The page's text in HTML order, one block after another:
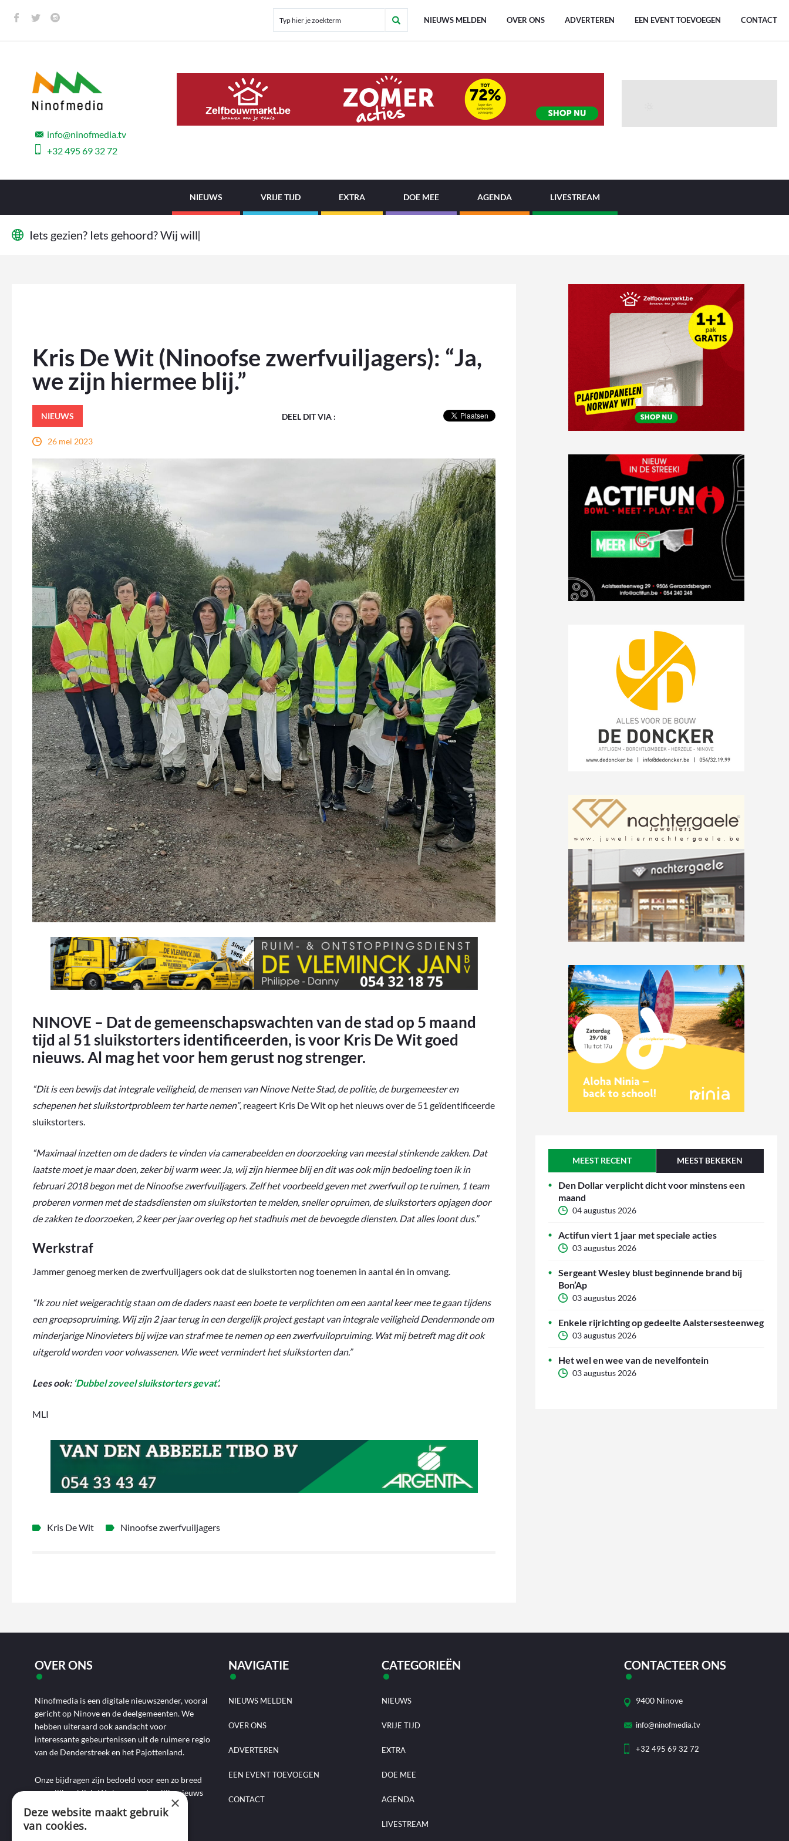
NIEUWS MELDEN OVER ONS ADVERTEREN EEN EVENT TOEVOEGEN CONTACT
info@ninofmedia.tv
+32 495 69 32 72
NIEUWS VRIJE TIJD EXTRA DOE MEE AGENDA LIVESTREAM
Iets gezien? Iets gehoord?Wij wille
Kris De Wit (Ninoofse zwerfvuiljagers): “Ja,
we zijn hiermee blij.”
NIEUWS
26 mei 2023
DEEL DIT VIA :
NINOVE – Dat de gemeenschapswachten van de stad op 5 maand
tijd al 51 sluikstorters identificeerden, is voor Kris De Wit goed
nieuws. Al mag het voor hem gerust nog strenger.
“Dit is een bewijs dat integrale veiligheid, de mensen van Ninove Nette Stad, de politie, de burgemeester en
schepenen het sluikstortprobleem ter harte nemen”, reageert Kris De Wit op het nieuws over de 51 geïdentificeerde
sluikstorters.
“Maximaal inzetten om de daders te vinden via camerabeelden en doorzoeking van meestal stinkende zakken. Dat
laatste moet je maar doen, zeker bij warm weer. Ja, wij zijn hiermee blij en dit was ook mijn bedoeling toen ik in
februari 2018 begon met de Ninoofse zwerfvuiljagers. Zelf het voorbeeld geven met zwerfvuil op te ruimen, 1 team
proberen vormen met de stadsdiensten om sluikstorten te melden, sneller opruimen, de sluikstorters opjagen door
de zakken te doorzoeken, 2 keer per jaar overleg op het stadhuis met de bevoegde diensten. Dat alles loont dus.”
Werkstraf
Jammer genoeg merken de zwerfvuiljagers ook dat de sluikstorten nog toenemen in aantal én in omvang.
“Ik zou niet weigerachtig staan om de daders naast een boete te verplichten om een aantal keer mee te gaan tijdens
een groepsopruiming. Wij zijn 2 jaar terug in een dergelijk project gestapt van integrale veiligheid Dendermonde om
minderjarige Ninovieters bij wijze van straf mee te nemen op een zwerfvuilopruiming. Wat mij betreft mag dit ook
uitgerold worden voor volwassenen. Wie weet vermindert het sluikstorten dan.”
Lees ook: ‘Dubbel zoveel sluikstorters gevat’.
MLI
Kris De Wit Ninoofse zwerfvuiljagers
MEEST RECENT MEEST BEKEKEN
Den Dollar verplicht dicht voor minstens een
maand
04 augustus 2026
Actifun viert 1 jaar met speciale acties
03 augustus 2026
Sergeant Wesley blust beginnende brand bij
Bon’Ap
03 augustus 2026
Enkele rijrichting op gedeelte Aalstersesteenweg
03 augustus 2026
Het wel en wee van de nevelfontein
03 augustus 2026
OVER ONS
Ninofmedia is een digitale nieuwszender, vooral
gericht op Ninove en de deelgemeenten. We
hebben uiteraard ook aandacht voor
interessante gebeurtenissen uit de ruimere regio
van de Denderstreek en het Pajottenland.
Onze bijdragen zijn bedoeld voor een zo breed
mogelijk publiek. We brengen dagelijks nieuws
aan de hand van artikels, foto-, audio- en
videoverslagen, interviews, reportages en
commentaarstukken.
NAVIGATIE
NIEUWS MELDEN
OVER ONS
ADVERTEREN
EEN EVENT TOEVOEGEN
CONTACT
CATEGORIEËN
NIEUWS
VRIJE TIJD
EXTRA
DOE MEE
AGENDA
LIVESTREAM
CONTACTEER ONS
9400 Ninove
info@ninofmedia.tv
+32 495 69 32 72
×
Deze website maakt gebruik
van cookies.